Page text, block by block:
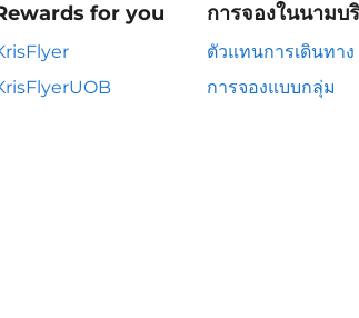
for you การจองในนามบ
ตัวแทนการเดินทาง
การจองแบบกลุ่ม